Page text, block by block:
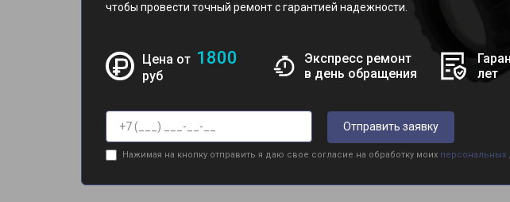
чтобы провести точный ремонт с гарантией надежности.
Цена от 1800
руб
Экспресс ремонт
в день обращения
лет
Отправить заявку
Нажимая на кнопку отправить я даю свое согласие на обработку моих персональных